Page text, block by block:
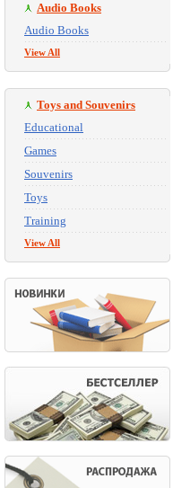
Audio Books
Audio Books
View All
Toys and Souvenirs
Educational
Games
Souvenirs
Toys
Training
View All